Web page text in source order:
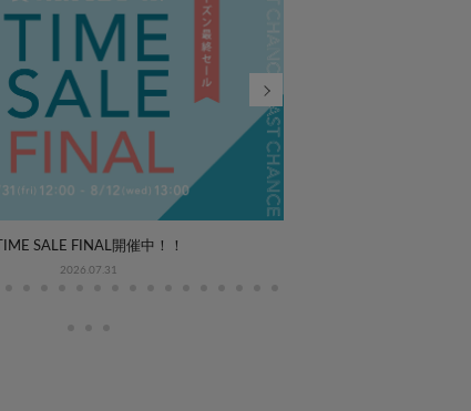
TIME SALE FINAL開催中！！
2026.07.31